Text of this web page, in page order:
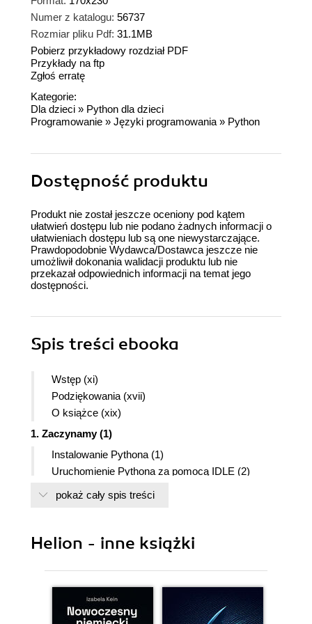
Numer z katalogu: 56737
Rozmiar pliku Pdf: 31.1MB
Pobierz przykładowy rozdział PDF
Przykłady na ftp
Zgłoś erratę
Kategorie:
Dla dzieci » Python dla dzieci
Programowanie » Języki programowania » Python
Dostępność produktu
Produkt nie został jeszcze oceniony pod kątem
ułatwień dostępu lub nie podano żadnych informacji o
ułatwieniach dostępu lub są one niewystarczające.
Prawdopodobnie Wydawca/Dostawca jeszcze nie
umożliwił dokonania walidacji produktu lub nie
przekazał odpowiednich informacji na temat jego
dostępności.
Spis treści ebooka
Wstęp (xi)
Podziękowania (xvii)
O książce (xix)
1. Zaczynamy (1)
Instalowanie Pythona (1)
Uruchomienie Pythona za pomocą IDLE (2)
Poproszę o instrukcje (3)
Interakcja z Pythonem (5)
Uruchomienie pierwszego programu (8)
Drugi program (2)
Wejście, przetwarzanie, wyjście (15)
pokaż cały spis treści
Helion - inne książki